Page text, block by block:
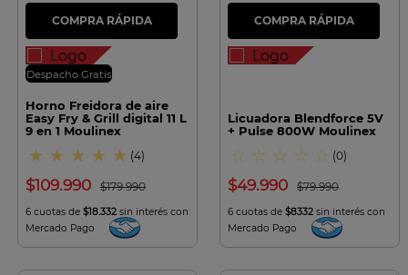
Despacho Gratis
Horno Freidora de aire
Easy Fry & Grill digital 11 L
9 en 1 Moulinex
★ ★ ★ ★ ★ (4)
$179.990
$109.990
6 cuotas de $18.332 sin interés con
Mercado Pago
Licuadora Blendforce 5V
+ Pulse 800W Moulinex
☆ ☆ ☆ ☆ ☆ (0)
$79.990
$49.990
6 cuotas de $8332 sin interés con
Mercado Pago